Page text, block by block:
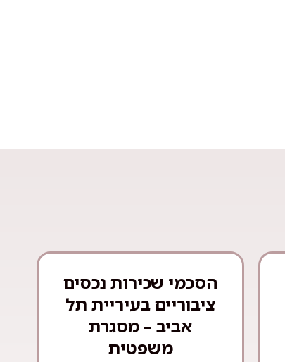
הסכמי שכירות נכסים
ציבוריים בעיריית תל
אביב – מסגרת
משפטית